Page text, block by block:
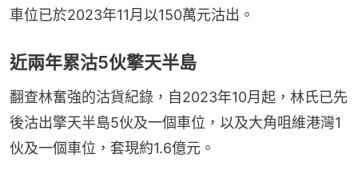
車位已於2023年11月以150萬元沽出。
近兩年累沽5伙擎天半島
翻查林奮強的沽貨紀錄，自2023年10月起，林氏已先
後沽出擎天半島5伙及一個車位，以及大角咀維港灣1
伙及一個車位，套現約1.6億元。